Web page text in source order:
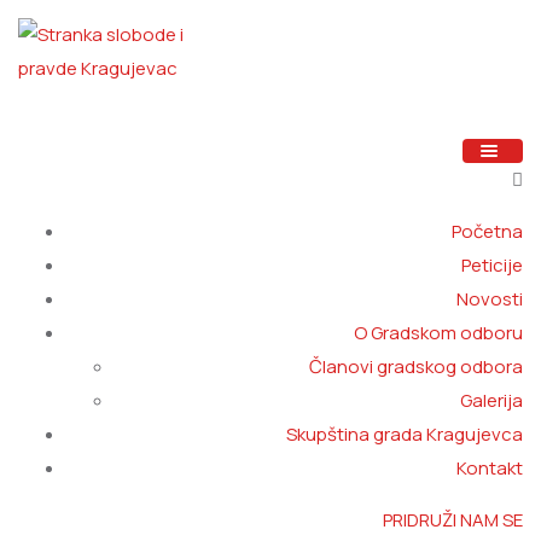
Početna
Peticije
Novosti
O Gradskom odboru
Članovi gradskog odbora
Galerija
Skupština grada Kragujevca
Kontakt
PRIDRUŽI NAM SE